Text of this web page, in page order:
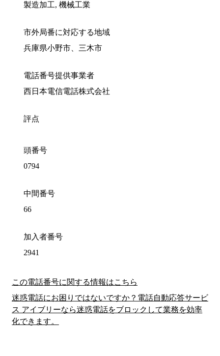
製造加工, 機械工業
市外局番に対応する地域
兵庫県小野市、三木市
電話番号提供事業者
西日本電信電話株式会社
評点
頭番号
0794
中間番号
66
加入者番号
2941
この電話番号に関する情報はこちら
迷惑電話にお困りではないですか？電話自動応答サービ
ス アイブリーなら迷惑電話をブロックして業務を効率
化できます。